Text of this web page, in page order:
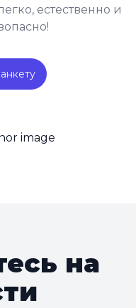
естественно и
на